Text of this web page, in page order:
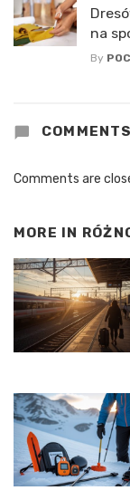
na
By
COMMENTS
Comments are
MORE IN